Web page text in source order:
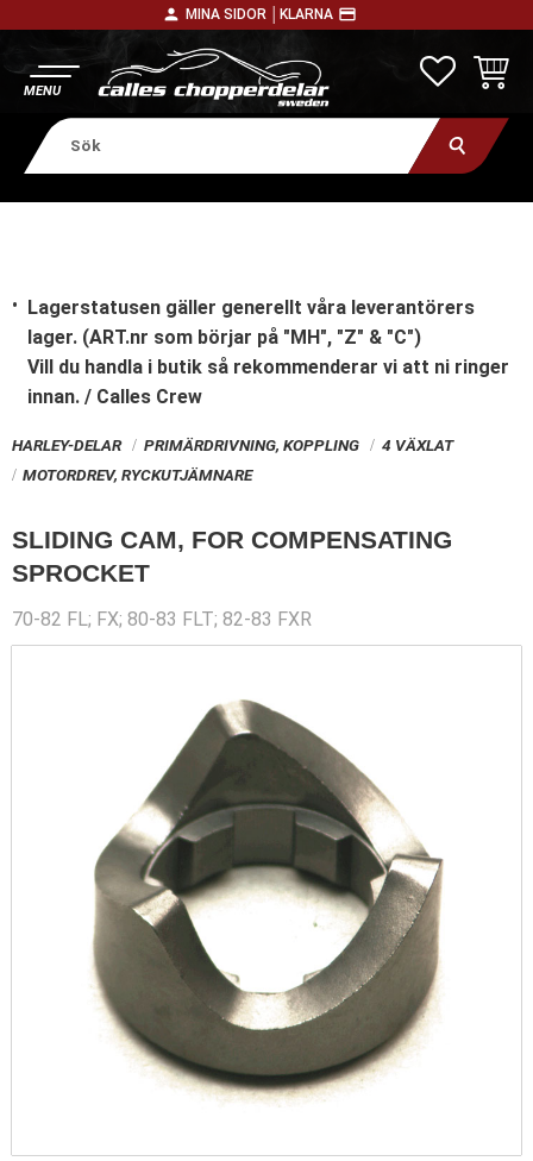
person MINA SIDOR │ KLARNA payment
Lagerstatusen gäller generellt våra leverantörers
lager. (ART.nr som börjar på "MH", "Z" & "C")
Vill du handla i butik så rekommenderar vi att ni ringer
innan. / Calles Crew
HARLEY-DELAR PRIMÄRDRIVNING, KOPPLING
4 VÄXLAT
MOTORDREV, RYCKUTJÄMNARE
SLIDING CAM, FOR COMPENSATING
SPROCKET
70-82 FL; FX; 80-83 FLT; 82-83 FXR